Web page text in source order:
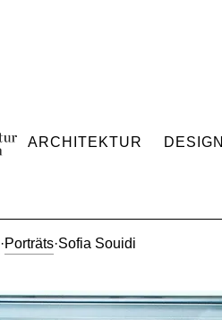
ARCHITEKTUR DESIGN
·Porträts·Sofia Souidi